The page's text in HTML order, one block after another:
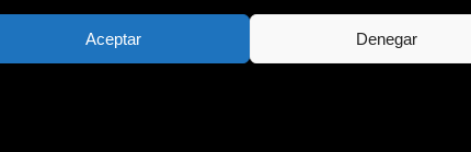
Aceptar Denegar